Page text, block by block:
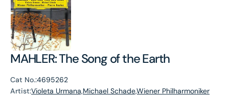
MAHLER: The Song of the Earth
Cat No.:4695262
Artist:Violeta Urmana,Michael Schade,Wiener Philharmoniker